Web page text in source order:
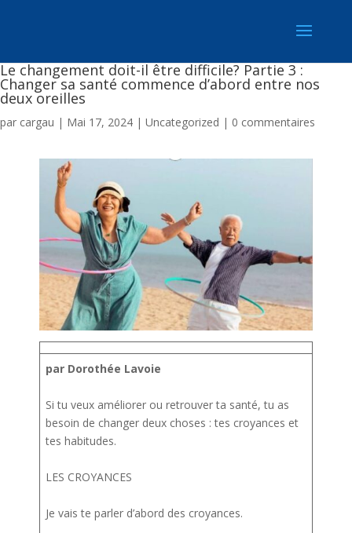
Le changement doit-il être difficile? Partie 3 :
Changer sa santé commence d’abord entre nos
deux oreilles
par cargau | Mai 17, 2024 | Uncategorized | 0 commentaires
par Dorothée Lavoie
Si tu veux améliorer ou retrouver ta santé, tu as
besoin de changer deux choses : tes croyances et
tes habitudes.
LES CROYANCES
Je vais te parler d’abord des croyances.